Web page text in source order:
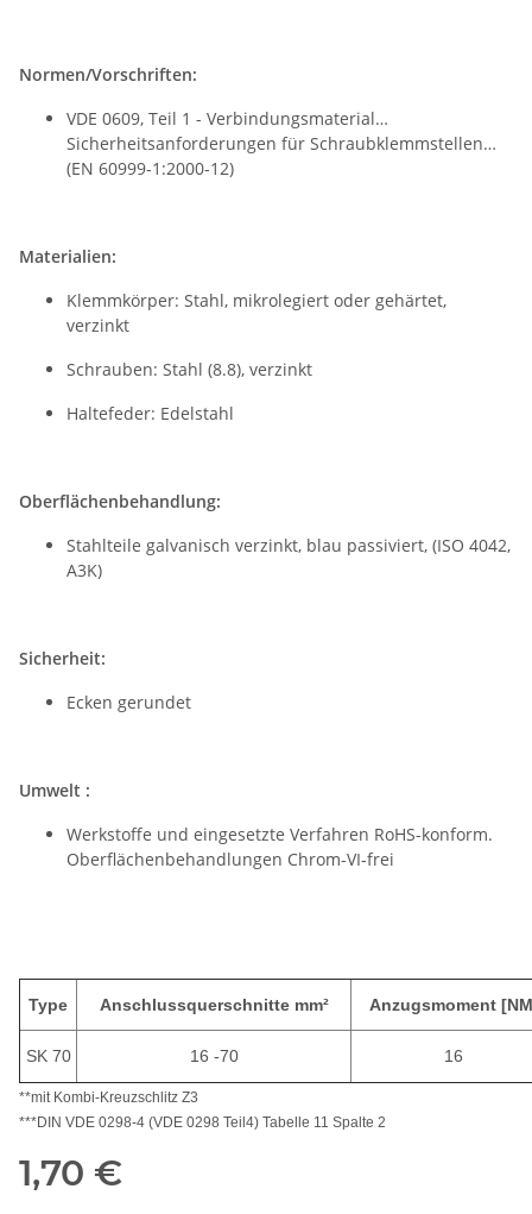
Normen/Vorschriften:
VDE 0609, Teil 1 - Verbindungsmaterial…
Sicherheitsanforderungen für Schraubklemmstellen…
(EN 60999-1:2000-12)
Materialien:
Klemmkörper: Stahl, mikrolegiert oder gehärtet,
verzinkt
Schrauben: Stahl (8.8), verzinkt
Haltefeder: Edelstahl
Oberflächenbehandlung:
Stahlteile galvanisch verzinkt, blau passiviert, (ISO 4042,
A3K)
Sicherheit:
Ecken gerundet
Umwelt :
Werkstoffe und eingesetzte Verfahren RoHS-konform.
Oberflächenbehandlungen Chrom-VI-frei
Type Anschlussquerschnitte mm² Anzugsmoment
SK 70 16 -70 16
**mit Kombi-Kreuzschlitz Z3
***DIN VDE 0298-4 (VDE 0298 Teil4) Tabelle 11 Spalte 2
1,70 €